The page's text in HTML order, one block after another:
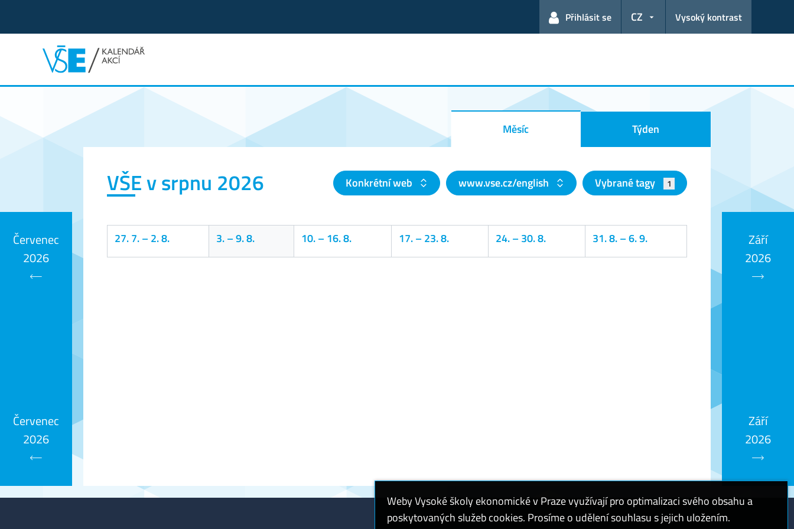
Přihlásit se CZ Vysoký kontrast
Kalendář akcí
Měsíc Týden
VŠE v srpnu 2026 Konkrétní web www.vse.cz/english Vybrané tagy 1
27. 7.–2. 8. 3.–9. 8. 10.–16. 8. 17.–23. 8. 24.–30. 8. 31. 8.–6. 9.
Červenec
2026
Červenec
2026
Září
2026
Září
2026
Weby Vysoké školy ekonomické v Praze využívají pro optimalizaci svého obsahu a
poskytovaných služeb cookies. Prosíme o udělení souhlasu s jejich uložením.